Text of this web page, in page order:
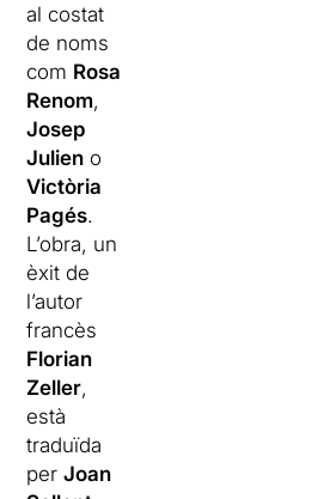
al costat
de noms
com Rosa
Renom,
Josep
Julien o
Victòria
Pagés.
L’obra, un
èxit de
l’autor
francès
Florian
Zeller,
està
traduïda
perJoan